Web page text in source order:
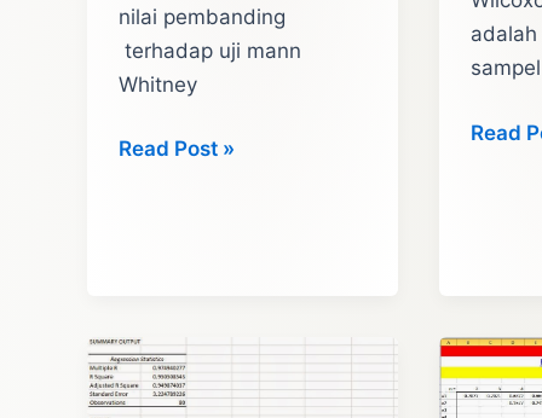
nilai pembanding
terhadap uji mann
Whitney
Tabel
Read Post »
Tutorial
Test
Read